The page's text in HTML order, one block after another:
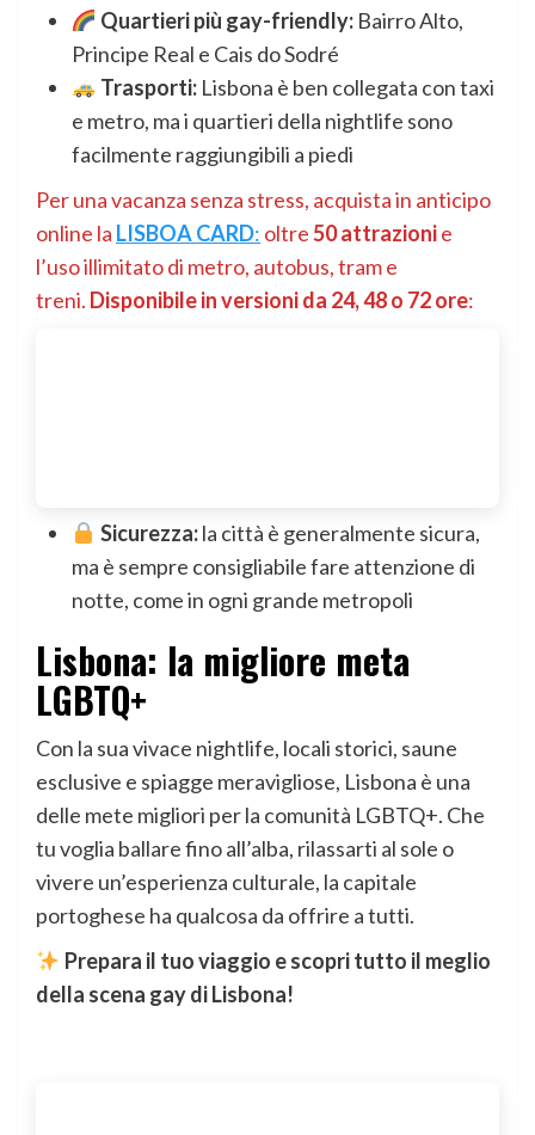
Quartieri più gay-friendly:Bairro Alto,
Principe Real e Cais do Sodré
Trasporti:Lisbona è ben collegata con taxi
e metro, ma i quartieri della nightlife sono
facilmente raggiungibili a piedi
Per una vacanza senza stress, acquista in anticipo
online la LISBOA CARD: oltre50 attrazionie
l’uso illimitato di metro, autobus, tram e
treni. Disponibile in versioni da 24, 48 o 72 ore:
Sicurezza:la città è generalmente sicura,
ma è sempre consigliabile fare attenzione di
notte, come in ogni grande metropoli
Lisbona: la migliore meta
LGBTQ+
Con la sua vivace nightlife, locali storici, saune
esclusive e spiagge meravigliose, Lisbona è una
delle mete migliori per la comunità LGBTQ+. Che
tu voglia ballare fino all’alba, rilassarti al sole o
vivere un’esperienza culturale, la capitale
portoghese ha qualcosa da offrire a tutti.
Prepara il tuo viaggio e scopri tutto il meglio
della scena gay di Lisbona!